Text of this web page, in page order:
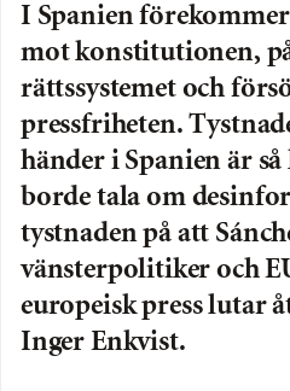
I Spanien
mot konstitutionen,
rättssystemet och
pressfriheten.
händer i Spanien är
borde tala om
tystnaden på att
vänsterpolitiker och
europeisk press lutar
Inger Enkvist.